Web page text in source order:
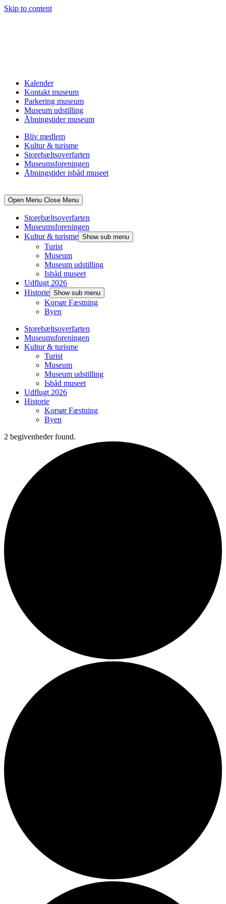
Skip to content
Kalender
Kontakt museum
Parkering museum
Museum udstilling
Åbningstider museum
Bliv medlem
Kultur & turisme
Storebæltsoverfarten
Museumsforeningen
Åbningstider isbåd museet
Open Menu Close Menu
Storebæltsoverfarten
Museumsforeningen
Kultur & turisme Show sub menu
Turist
Museum
Museum udstilling
Isbåd museet
Udflugt 2026
Historie Show sub menu
Korsør Fæstning
Byen
Storebæltsoverfarten
Museumsforeningen
Kultur & turisme
Turist
Museum
Museum udstilling
Isbåd museet
Udflugt 2026
Historie
Korsør Fæstning
Byen
2 begivenheder found.